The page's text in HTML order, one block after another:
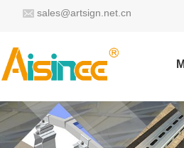
sales@artsign.net.cn